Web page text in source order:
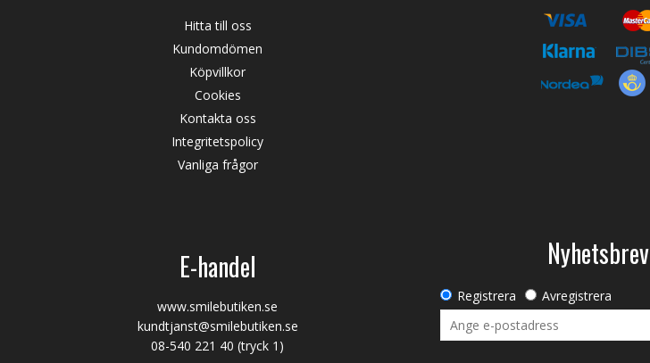
Hitta till oss
Kundomdömen
Köpvillkor
Cookies
Kontakta oss
Integritetspolicy
Vanliga frågor
E-handel
www.smilebutiken.se
kundtjanst@smilebutiken.se
08-540 221 40 (tryck 1)
Nyhetsbrev
Registrera Avregistrera